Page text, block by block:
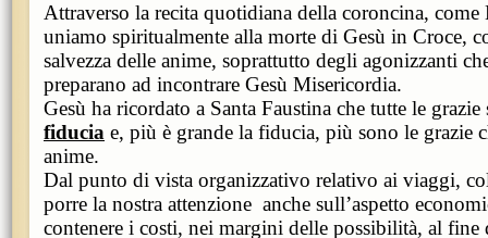
Attraverso la recita quotidiana della coroncina,
uniamo spiritualmente alla morte di Gesù in Croce,
salvezza delle anime, soprattutto degli agonizzanti
preparano ad incontrare Gesù Misericordia.
Gesù ha ricordato a Santa Faustina che tutte le
fiducia e, più è grande la fiducia, più sono le grazie
anime.
Dal punto di vista organizzativo relativo ai viaggi,
porre la nostra attenzione anche sull’aspetto
contenere i costi, nei margini delle possibilità, al fine